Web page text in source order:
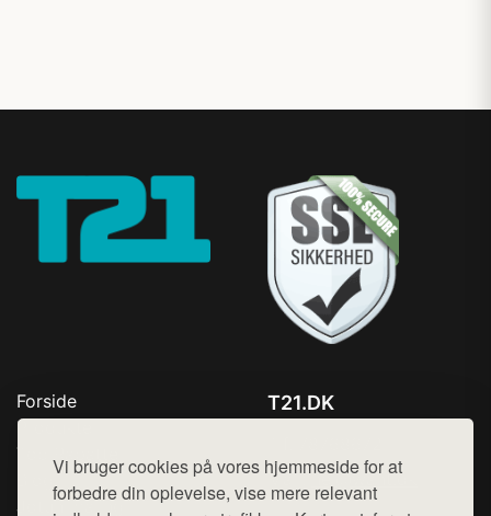
Vi bruger cookies på vores hjemmeside for at
forbedre din oplevelse, vise mere relevant
Forside
Produkter
Top Rabatter
Jotun maling
T21.DK
Mail:hej@want.dk